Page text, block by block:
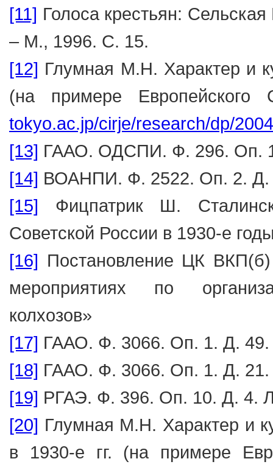
[11] Голоса крестьян:
– М., 1996. С. 15.
[12] Глумная М.Н. Характер и
(на примере
tokyo.ac.jp/cirje/research/dp/
[13] ГААО. ОДСПИ. Ф. 296. Оп.
[14] ВОАНПИ. Ф. 2522. Оп. 2. Д.
[15] Фицпатрик Ш.
Советской России в 1930-е
[16] Постановление ЦК
мероприятиях по
колхозов»
[17] ГААО. Ф. 3066. Оп. 1. Д. 49.
[18] ГААО. Ф. 3066. Оп. 1. Д. 21.
[19] РГАЭ. Ф. 396. Оп. 10. Д. 4.
[20] Глумная М.Н. Характер и
в 1930-е гг. (на примере